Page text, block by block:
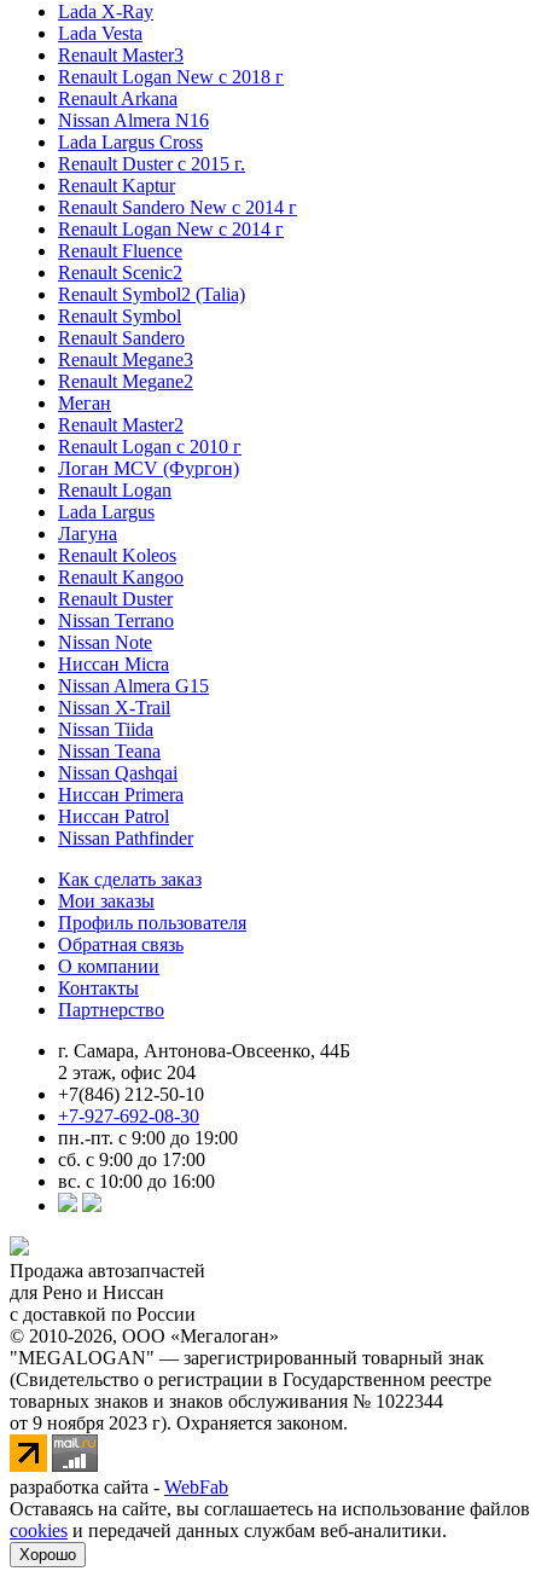
Lada X-Ray
Lada Vesta
Renault Master3
Renault Logan New с 2018 г
Renault Arkana
Nissan Almera N16
Lada Largus Cross
Renault Duster с 2015 г.
Renault Kaptur
Renault Sandero New с 2014 г
Renault Logan New с 2014 г
Renault Fluence
Renault Scenic2
Renault Symbol2 (Talia)
Renault Symbol
Renault Sandero
Renault Megane3
Renault Megane2
Меган
Renault Master2
Renault Logan c 2010 г
Логан МСV (Фургон)
Renault Logan
Lada Largus
Лагуна
Renault Koleos
Renault Kangoo
Renault Duster
Nissan Terrano
Nissan Note
Ниссан Micra
Nissan Almera G15
Nissan X-Trail
Nissan Tiida
Nissan Teana
Nissan Qashqai
Ниссан Primera
Ниссан Patrol
Nissan Pathfinder
Как сделать заказ
Мои заказы
Профиль пользователя
Обратная связь
О компании
Контакты
Партнерство
г. Самара, Антонова-Овсеенко, 44Б
2 этаж, офис 204
+7(846) 212-50-10
+7-927-692-08-30
пн.-пт. с 9:00 до 19:00
сб. с 9:00 до 17:00
вс. с 10:00 до 16:00
Продажа автозапчастей
для Рено и Ниссан
с доставкой по России
© 2010-2026, ООО «Мегалоган»
"MEGALOGAN" — зарегистрированный товарный знак
(Свидетельство о регистрации в Государственном реестре
товарных знаков и знаков обслуживания № 1022344
от 9 ноября 2023 г). Охраняется законом.
разработка сайта - WebFab
Оставаясь на сайте, вы соглашаетесь на использование файлов
cookies и передачей данных службам веб-аналитики.
Хорошо